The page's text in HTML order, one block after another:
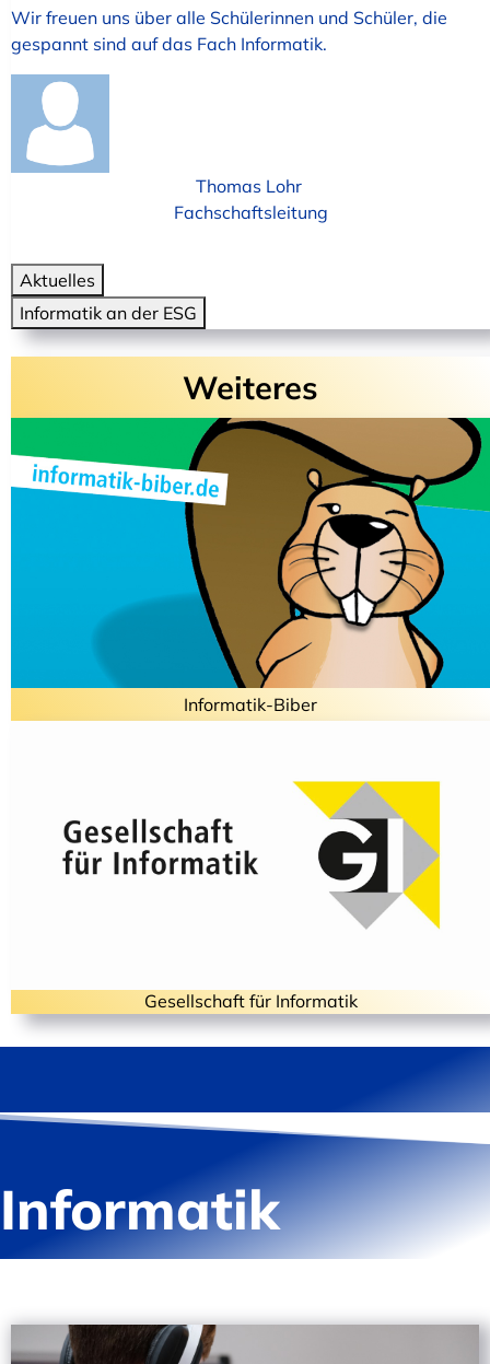
Wir freuen uns über alle Schülerinnen und Schüler, die
gespannt sind auf das Fach Informatik.
Thomas Lohr
Fachschaftsleitung
Aktuelles
Informatik an der ESG
Weiteres
Informatik-Biber
Gesellschaft für Informatik
Informatik